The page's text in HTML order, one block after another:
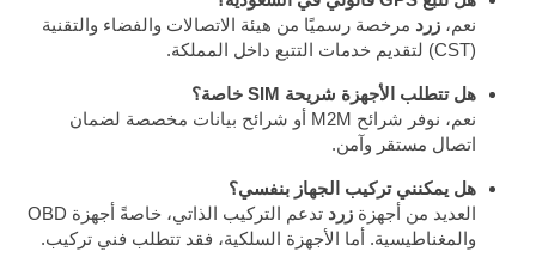
نعم، زرد مرخصة رسميًا من هيئة الاتصالات والفضاء والتقنية
(CST) لتقديم خدمات التتبع داخل المملكة.
هل تتطلب الأجهزة شريحة SIM خاصة؟
نعم، نوفر شرائح M2M أو شرائح بيانات مخصصة لضمان
اتصال مستقر وآمن.
هل يمكنني تركيب الجهاز بنفسي؟
العديد من أجهزة زرد
تدعم التركيب الذاتي، خاصةً أجهزة OBD
والمغناطيسية. أما الأجهزة السلكية، فقد تتطلب فني تركيب.